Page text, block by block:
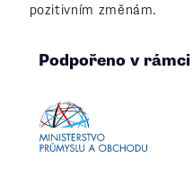
pozitivním změnám.
Podpořeno v